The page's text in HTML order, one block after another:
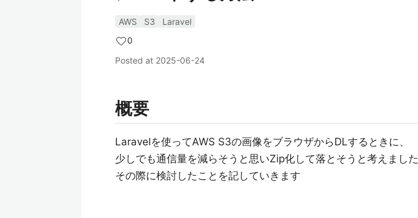
AWS S3
Laravel
0
Posted at 2025-06-24
概要
Laravelを使ってAWS S3の画像をブラウザからDLするときに、
少しでも通信量を減らそうと思いZip化して落とそうと考えました
その際に検討したことを記していきます